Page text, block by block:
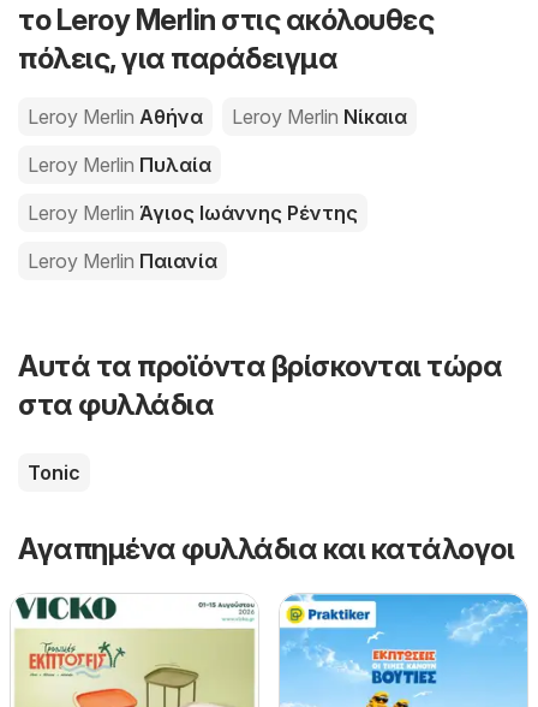
το Leroy Merlin στις ακόλουθες
πόλεις, για παράδειγμα
Leroy Merlin Αθήνα Leroy Merlin Νίκαια
Leroy Merlin Πυλαία
Leroy Merlin Άγιος Ιωάννης Ρέντης
Leroy Merlin Παιανία
Αυτά τα προϊόντα βρίσκονται τώρα
στα φυλλάδια
Tonic
Αγαπημένα φυλλάδια και κατάλογοι